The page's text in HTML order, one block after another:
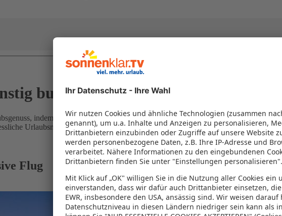
buchen
indem Flug und Hotel in einem Paket kombiniert werden – das spart Zeit
Urlaubsmomente erleben!
Flug